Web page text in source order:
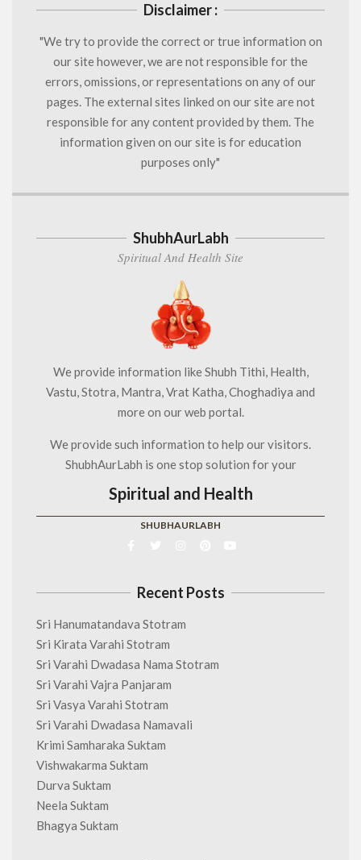
Disclaimer :
"We try to provide the correct or true information on
our site however, we are not responsible for the
errors, omissions, or representations on any of our
pages. The external sites linked on our site are not
responsible for any content provided by them. The
information given on our site is for education
purposes only"
ShubhAurLabh
Spiritual And Health Site
We provide information like Shubh Tithi, Health,
Vastu, Stotra, Mantra, Vrat Katha, Choghadiya and
more on our web portal.
We provide such information to help our visitors.
ShubhAurLabh is one stop solution for your
Spiritual and Health
SHUBHAURLABH
Recent Posts
Sri Hanumatandava Stotram
Sri Kirata Varahi Stotram
Sri Varahi Dwadasa Nama Stotram
Sri Varahi Vajra Panjaram
Sri Vasya Varahi Stotram
Sri Varahi Dwadasa Namavali
Krimi Samharaka Suktam
Vishwakarma Suktam
Durva Suktam
Neela Suktam
Bhagya Suktam